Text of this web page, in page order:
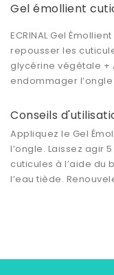
Gel émollient
ECRINAL Gel
repousser les
glycérine végétale +
endommager
Conseils
Appliquez le Gel
l’ongle. Laissez agir
cuticules à l’aide du
l’eau tiède.